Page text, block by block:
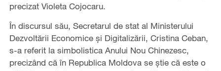
precizat Violeta Cojocaru.
În discursul său, Secretarul de stat al Ministerului
Dezvoltării Economice și Digitalizării, Cristina Ceban,
s-a referit la simbolistica Anului Nou Chinezesc,
precizând că în Republica Moldova se știe că este o